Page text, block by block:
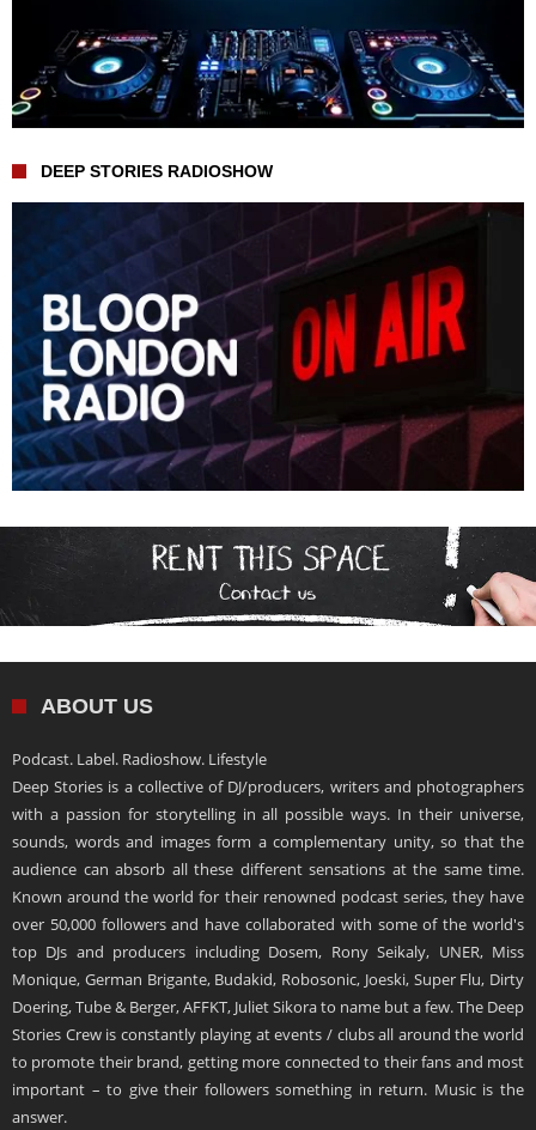
DEEP STORIES RADIOSHOW
ABOUT US
Podcast. Label. Radioshow. Lifestyle
Deep Stories is a collective of DJ/producers, writers and photographers
with a passion for storytelling in all possible ways. In their universe,
sounds, words and images form a complementary unity, so that the
audience can absorb all these different sensations at the same time.
Known around the world for their renowned podcast series, they have
over 50,000 followers and have collaborated with some of the world's
top DJs and producers including Dosem, Rony Seikaly, UNER, Miss
Monique, German Brigante, Budakid, Robosonic, Joeski, Super Flu, Dirty
Doering, Tube & Berger, AFFKT, Juliet Sikora to name but a few. The Deep
Stories Crew is constantly playing at events / clubs all around the world
to promote their brand, getting more connected to their fans and most
important – to give their followers something in return. Music is the
answer.